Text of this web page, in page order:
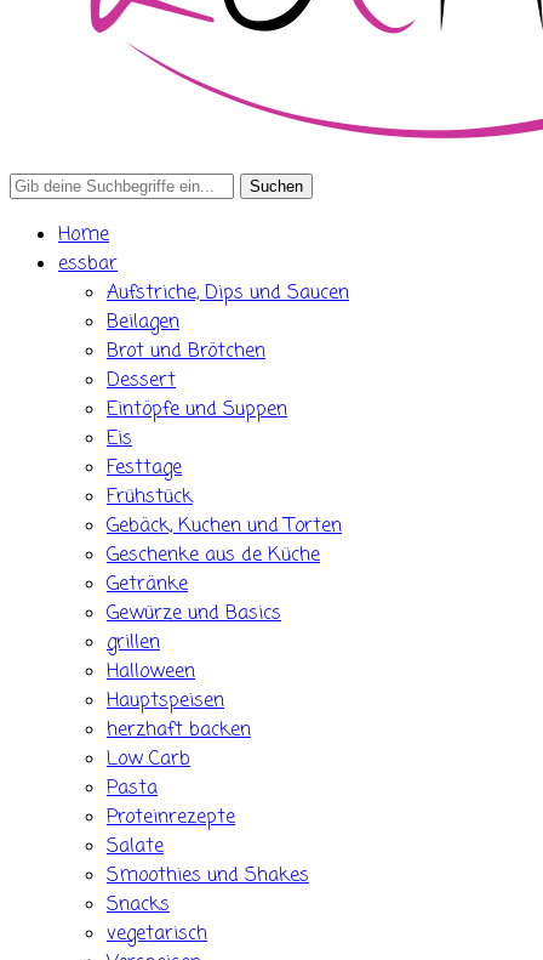
Search
Home
essbar
Aufstriche, Dips und Saucen
Beilagen
Brot und Brötchen
Dessert
Eintöpfe und Suppen
Eis
Festtage
Frühstück
Gebäck, Kuchen und Torten
Geschenke aus de Küche
Getränke
Gewürze und Basics
grillen
Halloween
Hauptspeisen
herzhaft backen
Low Carb
Pasta
Proteinrezepte
Salate
Smoothies und Shakes
Snacks
vegetarisch